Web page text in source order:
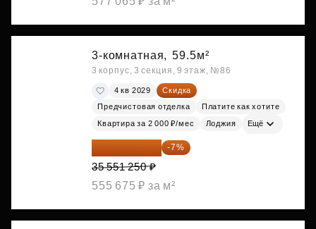
3-комнатная, 59.5м²
3 корпус, 3 секция, 9 этаж, №86
4 кв 2029
Скидка
Предчистовая отделка
Платите как хотите
Квартира за 2 000 ₽/мес Лоджия Ещё
33 062 663 ₽ -7%
35 551 250 ₽
555 675 ₽ за м²